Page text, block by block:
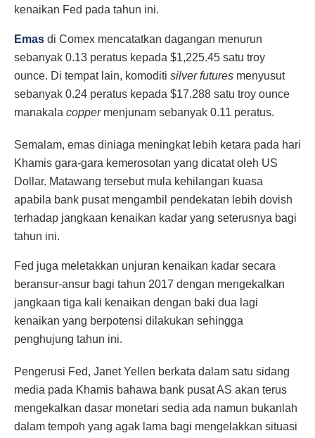
kenaikan Fed pada tahun ini.
Emas di Comex mencatatkan dagangan menurun
sebanyak 0.13 peratus kepada $1,225.45 satu troy
ounce. Di tempat lain, komoditi silver futures menyusut
sebanyak 0.24 peratus kepada $17.288 satu troy ounce
manakala coppermenjunam sebanyak 0.11 peratus.
Semalam, emas diniaga meningkat lebih ketara pada hari
Khamis gara-gara kemerosotan yang dicatat oleh US
Dollar. Matawang tersebut mula kehilangan kuasa
apabila bank pusat mengambil pendekatan lebih dovish
terhadap jangkaan kenaikan kadar yang seterusnya bagi
tahun ini.
Fed juga meletakkan unjuran kenaikan kadar secara
beransur-ansur bagi tahun 2017 dengan mengekalkan
jangkaan tiga kali kenaikan dengan baki dua lagi
kenaikan yang berpotensi dilakukan sehingga
penghujung tahun ini.
Pengerusi Fed, Janet Yellen berkata dalam satu sidang
media pada Khamis bahawa bank pusat AS akan terus
mengekalkan dasar monetari sedia ada namun bukanlah
dalam tempoh yang agak lama bagi mengelakkan situasi